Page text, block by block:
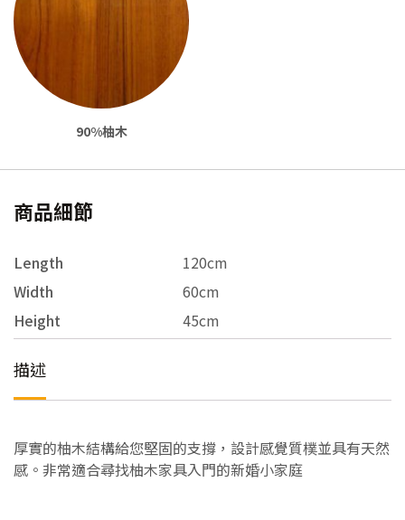
90%柚木
商品細節
Length
120cm
Width
60cm
Height
45cm
描述
厚實的柚木結構給您堅固的支撐，設計感覺質樸並具有天然
感。非常適合尋找柚木家具入門的新婚小家庭